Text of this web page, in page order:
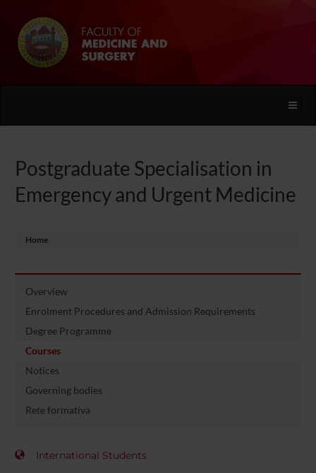
Toggle
Postgraduate Specialisation in
Emergency and Urgent Medicine
Home
Overview
Enrolment Procedures and Admission Requirements
Degree Programme
Courses
Notices
Governing bodies
Rete formativa
International Students